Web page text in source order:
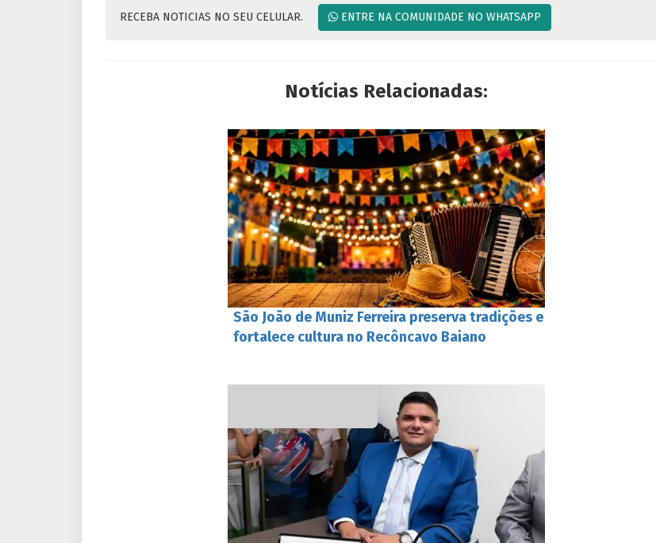
RECEBA NOTICIAS NO SEU CELULAR. ENTRE NA COMUNIDADE NO WHATSAPP
Notícias Relacionadas:
São João de Muniz Ferreira preserva tradições e
fortalece cultura no Recôncavo Baiano